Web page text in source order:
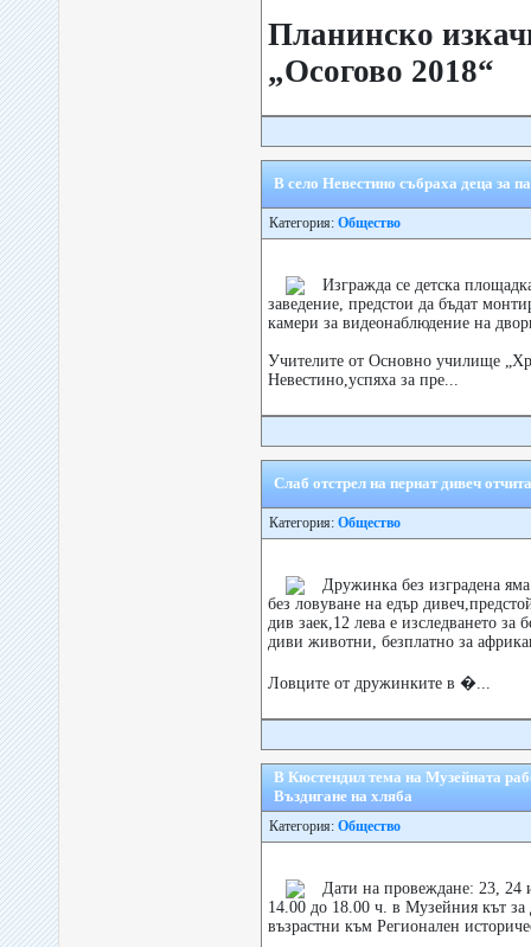
Планинско
„Осогово 2018“
В село Невестино събраха деца за
Категория: Общество
Изгражда се детска
заведение, предстои да бъдат
камери за видеонаблюдение на
Учителите от Основно училище
Невестино,успяха за пре...
Слаб отстрел на пернат дивеч
Категория: Общество
Дружинка без изградена
без ловуване на едър
див заек,12 лева е изследването за
диви животни, безплатно за
Ловците от дружинките в �...
В Кюстендил тема на Музейната
Въздигане на хляба
Категория: Общество
Дати на провеждане: 23, 24
14.00 до 18.00 ч. в Музейния кът
възрастни към Регионален